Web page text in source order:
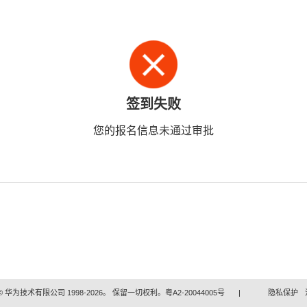
签到失败
您的报名信息未通过审批
华为技术有限公司 1998-2026。 保留一切权利。粤A2-20044005号 | 隐私保护